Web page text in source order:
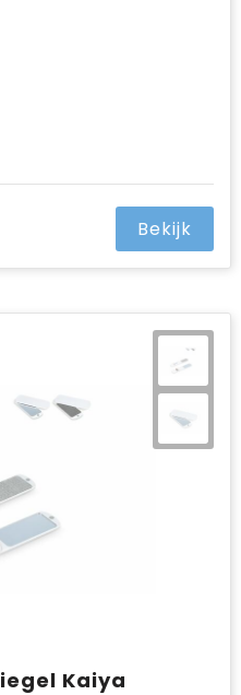
Bekijk
Kaiya